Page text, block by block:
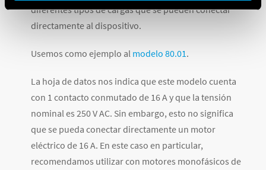
diferentes tipos de cargas que se pueden conectar
directamente al dispositivo.
Usemos como ejemplo al modelo 80.01 .
La hoja de datos nos indica que este modelo cuenta
con 1 contacto conmutado de 16 A y que la tensión
nominal es 250 V AC. Sin embargo, esto no significa
que se pueda conectar directamente un motor
eléctrico de 16 A. En este caso en particular,
recomendamos utilizar con motores monofásicos de